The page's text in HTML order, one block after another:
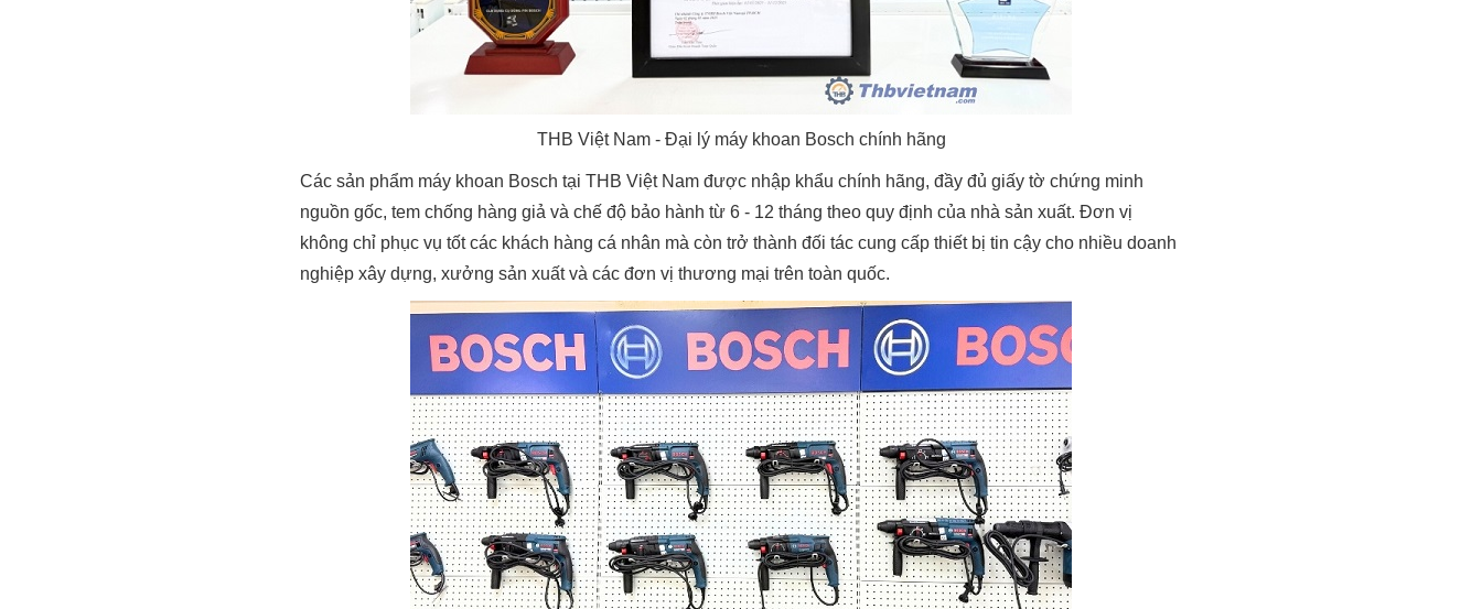
THB Việt Nam - Đại lý máy khoan Bosch chính hãng
Các sản phẩm máy khoan Bosch tại THB Việt Nam được nhập khẩu chính hãng, đầy đủ giấy tờ chứng minh
nguồn gốc, tem chống hàng giả và chế độ bảo hành từ 6 - 12 tháng theo quy định của nhà sản xuất. Đơn vị
không chỉ phục vụ tốt các khách hàng cá nhân mà còn trở thành đối tác cung cấp thiết bị tin cậy cho nhiều doanh
nghiệp xây dựng, xưởng sản xuất và các đơn vị thương mại trên toàn quốc.